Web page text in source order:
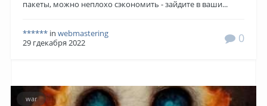
пакеты, можно неплохо сэкономить - зайдите в ваши...
****** in webmastering
29 гдекабря 2022
0
war